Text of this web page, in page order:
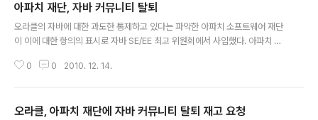
아파치 재단, 자바 커뮤니티 탈퇴
오라클의 자바에 대한 과도한 통제하고 있다는 파악한 아파치 소프트웨어 재단
이 이에 대한 항의의 표시로 자바 SE/EE 최고 위원회에서 사임했다. 아파치 재
으로 자바 생태계의 투명한 통제를 심각하게 간섭하고 편향되게 하고 있다”고
이로부터 직접 라이선스를 해야 한다”고 비난했다. 이번 주 초, 자바 최고 위원
0 0 2010. 12. 14.
오라클, 아파치 재단에 자바 커뮤니티 탈퇴 재고 요청